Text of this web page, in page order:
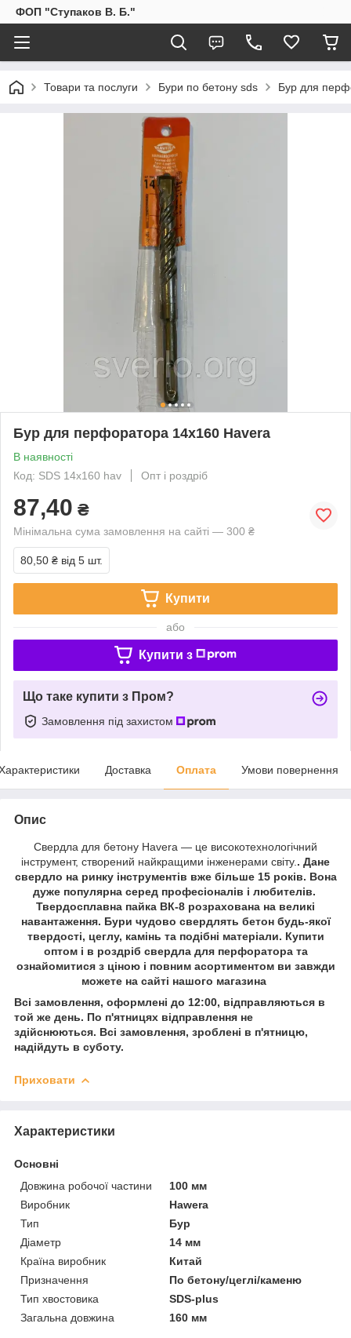
ФОП "Ступаков В. Б."
Товари та послуги Бури по бетону sds Бур для
Бур для перфоратора 14х160 Havera
В наявності
Код: SDS 14x160 hav
Опт і роздріб
87,40 ₴
Мінімальна сума замовлення на сайті — 300 ₴
80,50 ₴ від 5 шт.
Купити
або
Купити з
Що таке купити з Пром?
Замовлення під захистом
Доставка Оплата Умови повернення
Опис
Свердла для бетону Havera — це високотехнологічний
інструмент, створений найкращими інженерами світу. . Дане
свердло на ринку інструментів вже більше 15 років. Вона
дуже популярна серед професіоналів і любителів.
Твердосплавна пайка ВК-8 розрахована на великі
навантаження. Бури чудово свердлять бетон будь-якої
твердості, цеглу, камінь та подібні матеріали. Купити
оптом і в роздріб свердла для перфоратора та
ознайомитися з ціною і повним асортиментом ви завжди
можете на сайті нашого магазина
Всі замовлення, оформлені до 12:00, відправляються в
той же день. По п'ятницях відправлення не
здійснюються. Всі замовлення, зроблені в п'ятницю,
надійдуть в суботу.
Приховати
Характеристики
Основні
Довжина робочої частини
100 мм
Виробник
Hawera
Тип
Бур
Діаметр
14 мм
Країна виробник
Китай
Призначення
По бетону/цеглі/каменю
Тип хвостовика
SDS-plus
Загальна довжина
160 мм